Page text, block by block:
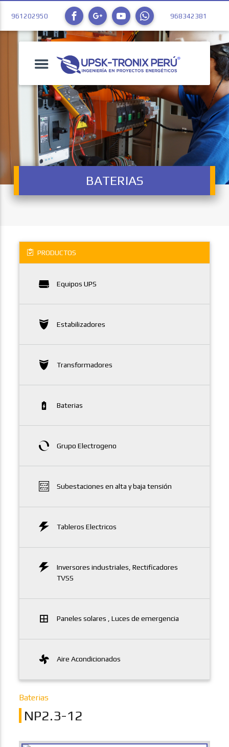
961202950 968342381
BATERIAS
PRODUCTOS
Equipos UPS
Estabilizadores
Transformadores
Baterias
Grupo Electrogeno
Subestaciones en alta y baja tensión
Tableros Electricos
Inversores industriales, Rectificadores
TVSS
Paneles solares , Luces de emergencia
Aire Acondicionados
Baterias
NP2.3-12